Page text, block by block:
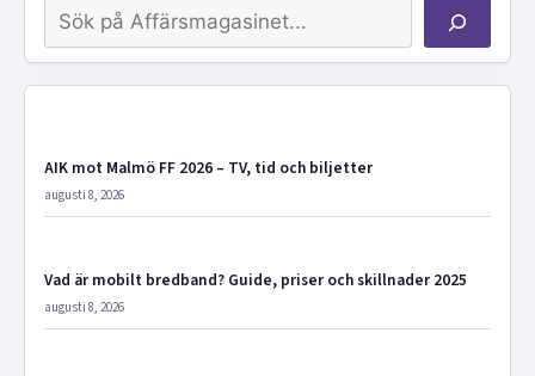
Sök
AIK mot Malmö FF 2026 – TV, tid och biljetter
augusti 8, 2026
Vad är mobilt bredband? Guide, priser och skillnader 2025
augusti 8, 2026